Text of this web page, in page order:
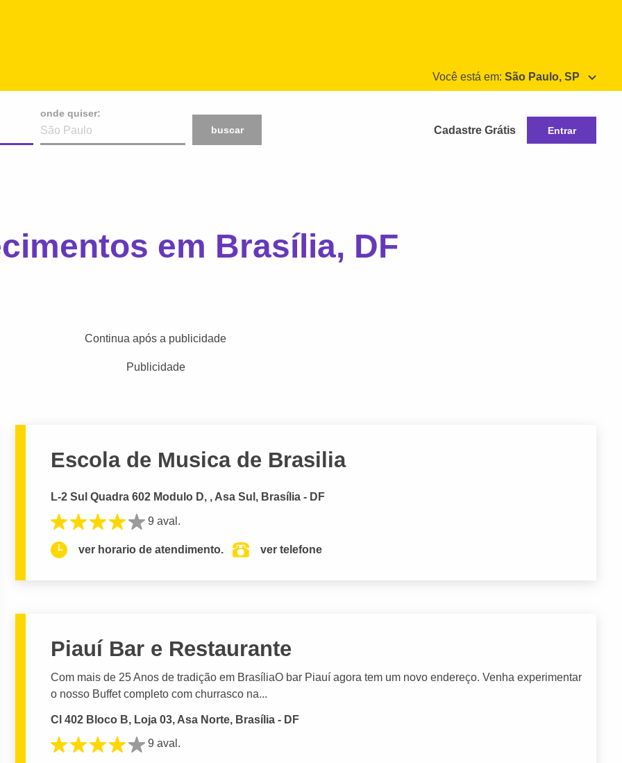
Você está em: São Paulo, SP
onde quiser:
buscar
Cadastre Grátis Entrar
em Brasília, DF
Continua após a publicidade
Publicidade
Escola de Musica de Brasilia
L-2 Sul Quadra 602 Modulo D, , Asa Sul, Brasília - DF
9 aval.
ver horario de atendimento. ver telefone
Piauí Bar e Restaurante
Com mais de 25 Anos de tradição em BrasíliaO bar Piauí agora tem um novo endereço. Venha experimentar
o nosso Buffet completo com churrasco na...
Cl 402 Bloco B, Loja 03, Asa Norte, Brasília - DF
9 aval.